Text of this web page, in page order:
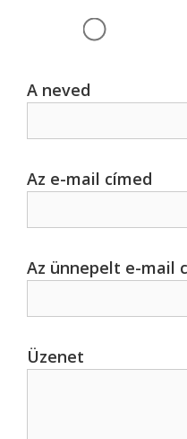
A neved
Az e-mail címed
Az ünnepelt e-mail
Üzenet